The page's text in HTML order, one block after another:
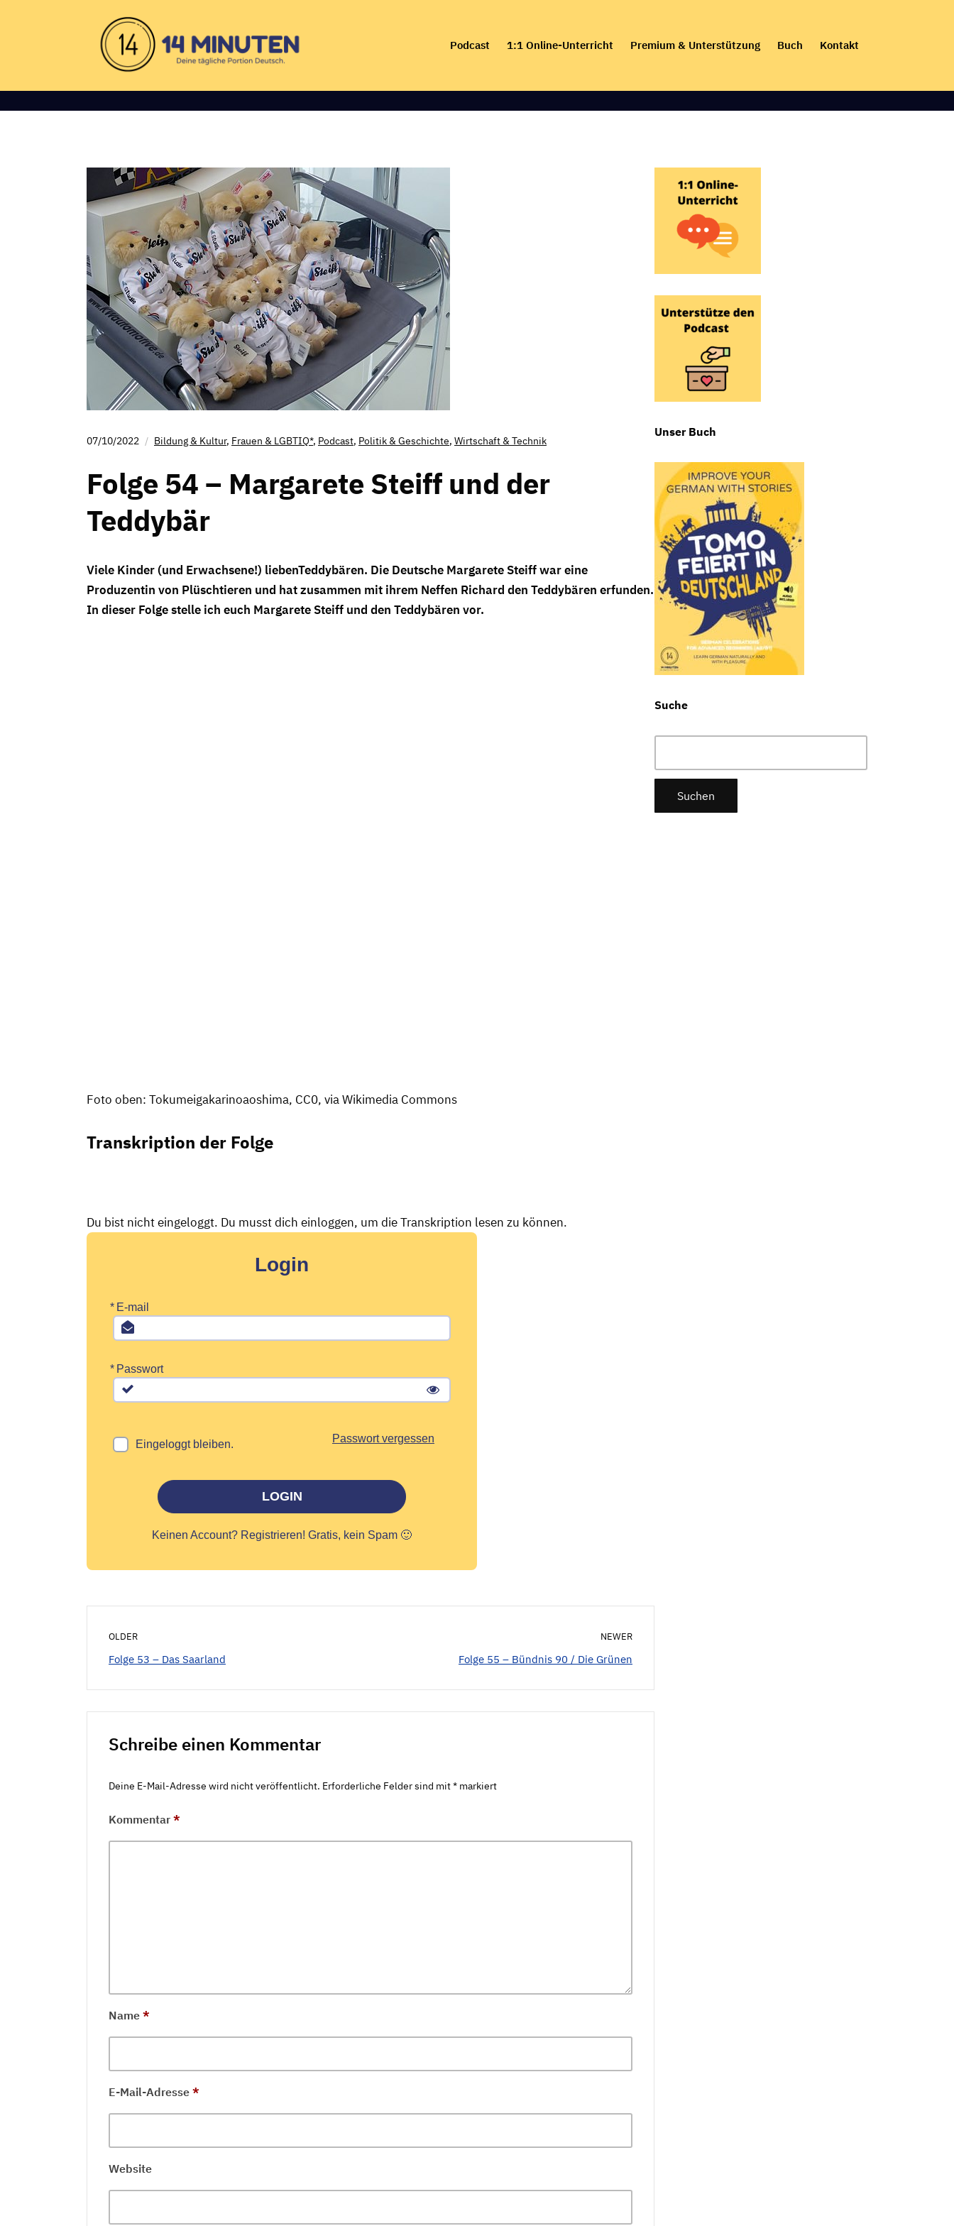
content
Podcast 1:1 Online-Unterricht Premium & Unterstützung Buch Kontakt
07/10/2022 Bildung & Kultur, Frauen & LGBTIQ*, Podcast, Politik & Geschichte, Wirtschaft & Technik
Folge 54 – Margarete Steiff und der
Teddybär
Viele Kinder (und Erwachsene!) liebenTeddybären. Die Deutsche Margarete Steiff war eine
Produzentin von Plüschtieren und hat zusammen mit ihrem Neffen Richard den Teddybären erfunden.
In dieser Folge stelle ich euch Margarete Steiff und den Teddybären vor.
Foto oben: Tokumeigakarinoaoshima, CC0, via Wikimedia Commons
Transkription der Folge
Du bist nicht eingeloggt. Du musst dich einloggen, um die Transkription lesen zu können.
Login
* E-mail
* Passwort
Eingeloggt bleiben.
LOGIN
Passwort vergessen
Keinen Account? Registrieren! Gratis, kein Spam 🙂
OLDER
Folge 53 – Das Saarland
NEWER
Folge 55 – Bündnis 90 / Die Grünen
Schreibe einen Kommentar
Deine E-Mail-Adresse wird nicht veröffentlicht. Erforderliche Felder sind mit* markiert
Kommentar *
Name *
E-Mail-Adresse *
Website
Unser Buch
Suche